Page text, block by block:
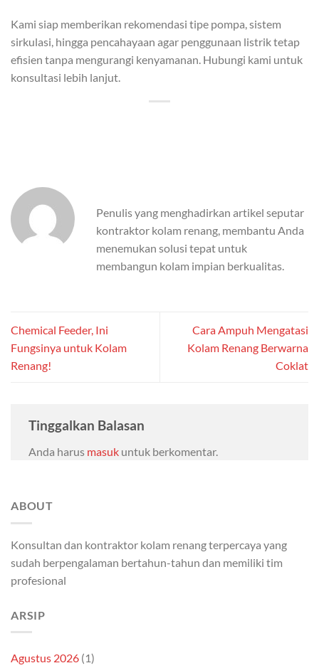
Kami siap memberikan rekomendasi tipe pompa, sistem
sirkulasi, hingga pencahayaan agar penggunaan listrik tetap
efisien tanpa mengurangi kenyamanan. Hubungi kami untuk
konsultasi lebih lanjut.
Penulis yang menghadirkan artikel seputar
kontraktor kolam renang, membantu Anda
menemukan solusi tepat untuk
membangun kolam impian berkualitas.
Chemical Feeder, Ini
Fungsinya untuk Kolam
Renang!
Cara Ampuh Mengatasi
Kolam Renang Berwarna
Coklat
Tinggalkan Balasan
Anda harus masuk untuk berkomentar.
ABOUT
Konsultan dan kontraktor kolam renang terpercaya yang
sudah berpengalaman bertahun-tahun dan memiliki tim
profesional
ARSIP
Agustus 2026 (1)